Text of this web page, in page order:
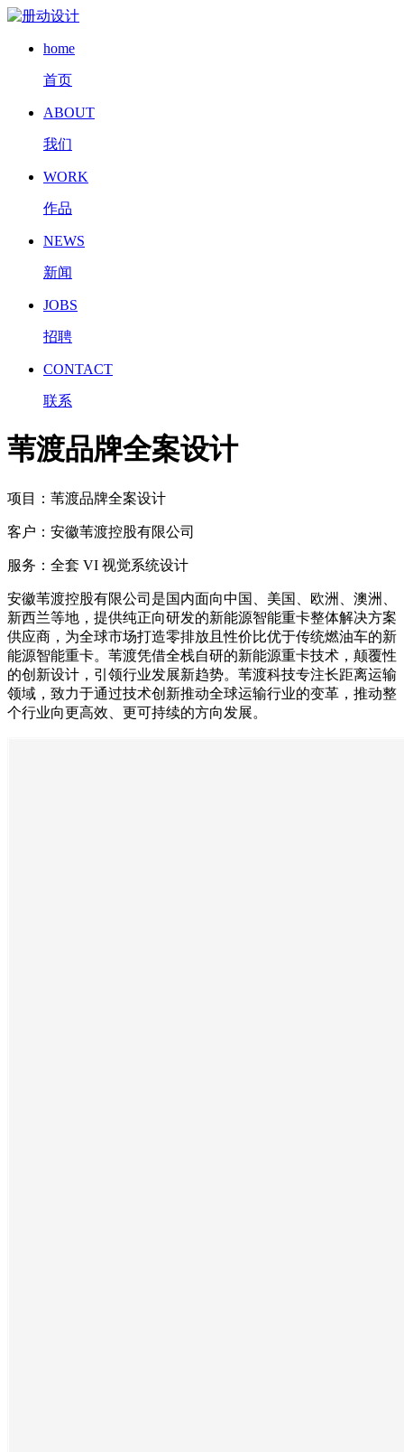
home
首页
ABOUT
我们
WORK
作品
NEWS
新闻
JOBS
招聘
CONTACT
联系
苇渡品牌全案设计
项目： 苇渡品牌全案设计
客户： 安徽苇渡控股有限公司
服务： 全套 VI 视觉系统设计
安徽苇渡控股有限公司是国内面向中国、美国、欧洲、澳洲、
新西兰等地，提供纯正向研发的新能源智能重卡整体解决方案
供应商，为全球市场打造零排放且性价比优于传统燃油车的新
能源智能重卡。苇渡凭借全栈自研的新能源重卡技术，颠覆性
的创新设计，引领行业发展新趋势。苇渡科技专注长距离运输
领域，致力于通过技术创新推动全球运输行业的变革，推动整
个行业向更高效、更可持续的方向发展。